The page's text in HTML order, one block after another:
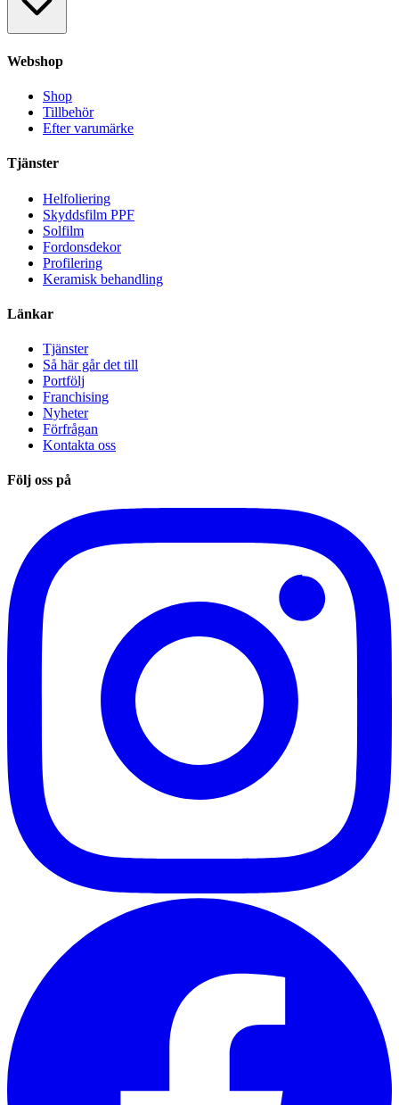
Webshop
Shop
Tillbehör
Efter varumärke
Tjänster
Helfoliering
Skyddsfilm PPF
Solfilm
Fordonsdekor
Profilering
Keramisk behandling
Länkar
Tjänster
Så här går det till
Portfölj
Franchising
Nyheter
Förfrågan
Kontakta oss
Följ oss på